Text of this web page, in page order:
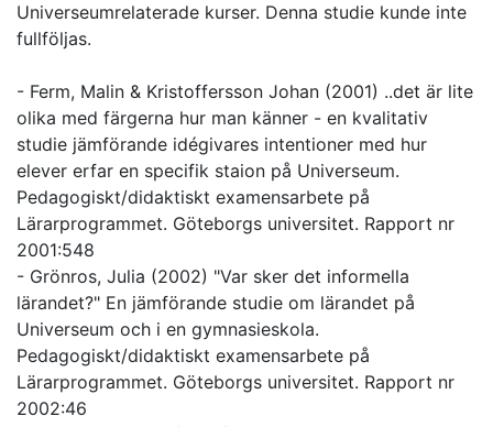
Universeumrelaterade kurser. Denna studie kunde inte
fullföljas.
- Ferm, Malin & Kristoffersson Johan (2001) ..det är lite
olika med färgerna hur man känner - en kvalitativ
studie jämförande idégivares intentioner med hur
elever erfar en specifik staion på Universeum.
Pedagogiskt/didaktiskt examensarbete på
Lärarprogrammet. Göteborgs universitet. Rapport nr
2001:548
- Grönros, Julia (2002) "Var sker det informella
lärandet?" En jämförande studie om lärandet på
Universeum och i en gymnasieskola.
Pedagogiskt/didaktiskt examensarbete på
Lärarprogrammet. Göteborgs universitet. Rapport nr
2002:46